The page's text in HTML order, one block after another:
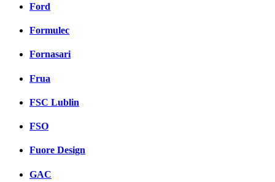
Ford
Formulec
Fornasari
Frua
FSC Lublin
FSO
Fuore Design
GAC